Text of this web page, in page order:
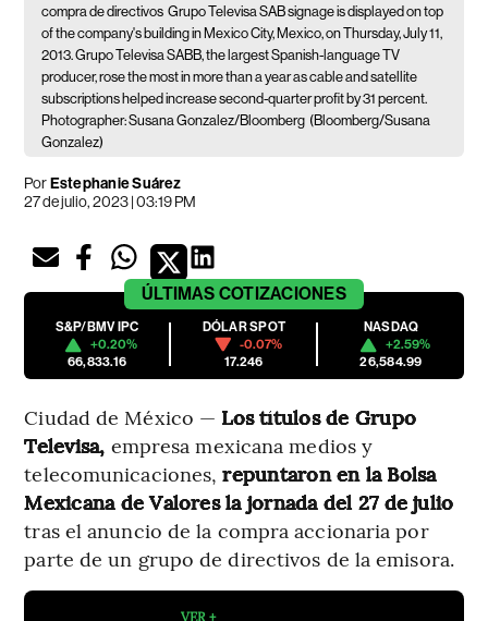
compra de directivos Grupo Televisa SAB signage is displayed on top
of the company's building in Mexico City, Mexico, on Thursday, July 11,
2013. Grupo Televisa SABB, the largest Spanish-language TV
producer, rose the most in more than a year as cable and satellite
subscriptions helped increase second-quarter profit by 31 percent.
Photographer: Susana Gonzalez/Bloomberg (Bloomberg/Susana
Gonzalez)
PorEstephanie Suárez
27 de julio, 2023 | 03:19 PM
ÚLTIMAS COTIZACIONES
S&P/BMV IPC
+0.20%
66,833.16
DÓLAR SPOT
-0.07%
17.246
NASDAQ
+2.59%
26,584.99
Ciudad de México — Los títulos de Grupo
Televisa, empresa mexicana medios y
telecomunicaciones,repuntaron en la Bolsa
Mexicana de Valores la jornada del 27 de julio
tras el anuncio de la compra accionaria por
parte de un grupo de directivos de la emisora.
VER +